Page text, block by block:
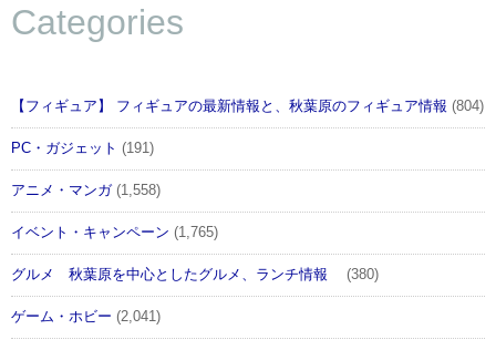
Categories
【フィギュア】 フィギュアの最新情報と、秋葉原のフィギュア情報 (804)
PC・ガジェット (191)
アニメ・マンガ(1,558)
イベント・キャンペーン (1,765)
グルメ 秋葉原を中心としたグルメ、ランチ情報 (380)
ゲーム・ホビー (2,041)